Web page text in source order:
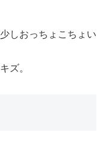
しおっちょこちょい
ズ。